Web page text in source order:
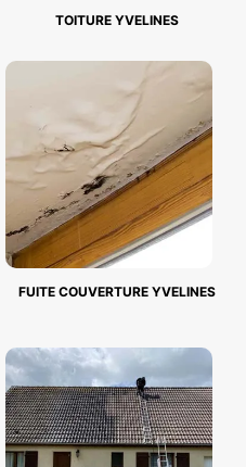
TOITURE YVELINES
FUITE COUVERTURE YVELINES